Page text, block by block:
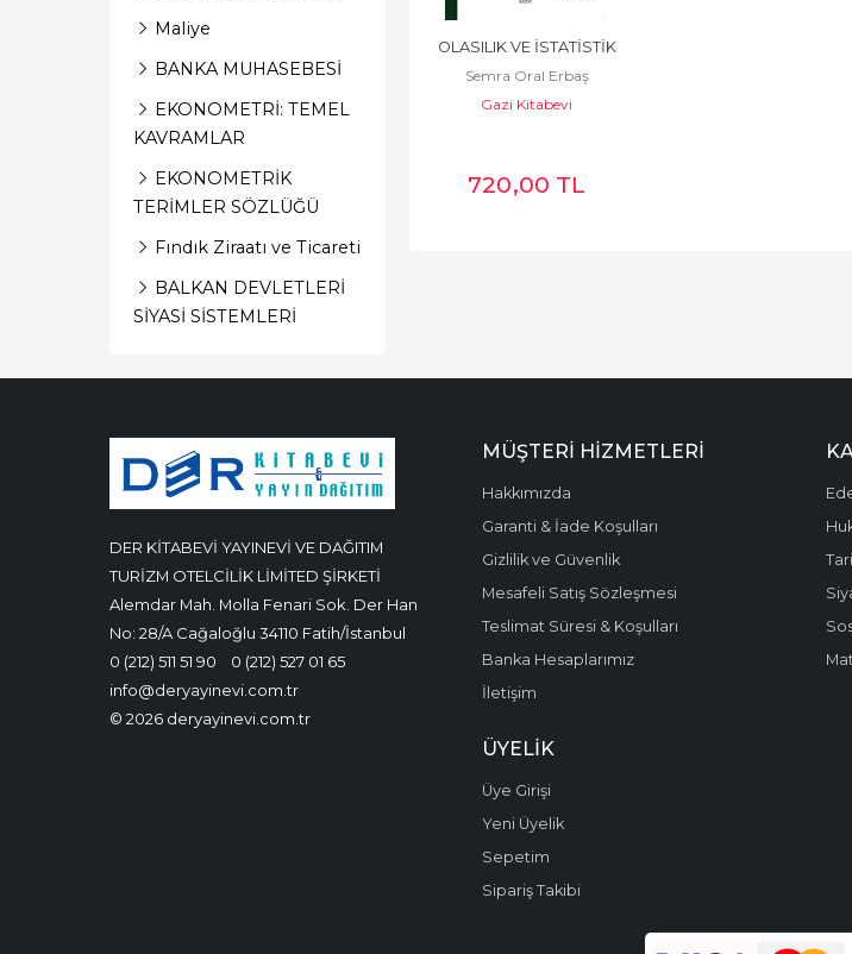
Maliye
BANKA MUHASEBESİ
EKONOMETRİ: TEMEL
KAVRAMLAR
EKONOMETRİK
TERİMLER SÖZLÜĞÜ
Fındık Ziraatı ve Ticareti
BALKAN DEVLETLERİ
SİYASİ SİSTEMLERİ
OLASILIK VE İSTATİSTİK
Semra Oral Erbaş
Gazi Kitabevi
720,00 TL
DER KİTABEVİ YAYINEVİ VE DAĞITIM
TURİZM OTELCİLİK LİMİTED ŞİRKETİ
Alemdar Mah. Molla Fenari Sok. Der Han
No: 28/A Cağaloğlu 34110 Fatih/İstanbul
0 (212) 511 51 90
0 (212) 527 01 65
info@deryayinevi.com.tr
© 2026 deryayinevi.com.tr
MÜŞTERI HIZMETLERI
Hakkımızda
Garanti & İade Koşulları
Gizlilik ve Güvenlik
Mesafeli Satış Sözleşmesi
Teslimat Süresi & Koşulları
Banka Hesaplarımız
İletişim
ÜYELIK
Üye Girişi
Yeni Üyelik
Sepetim
Sipariş Takibi